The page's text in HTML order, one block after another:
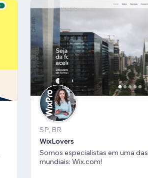
SP, BR
WixLovers
Somos especialistas em uma
mundiais: Wix.com!